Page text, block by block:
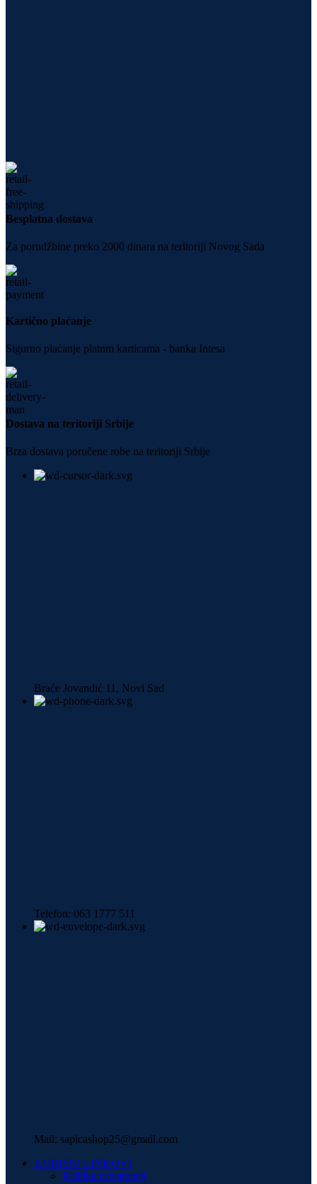
Besplatna dostava
Za porudžbine preko 2000 dinara na teritoriji Novog Sada
Kartično plaćanje
Sigurno plaćanje platnm karticama - banka Intesa
Dostava na teritoriji Srbije
Brza dostava poručene robe na teritoriji Srbije
Braće Jovandić 11, Novi Sad
Telefon: 063 1777 511
Mail: sapicashop25@gmail.com
KORISNI LINKOVI
Politika privatnosti